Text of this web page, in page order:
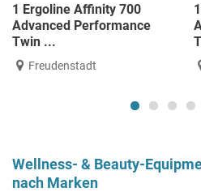
1 Ergoline Affinity 700
Advanced Performance
Twin ...
Freudenstadt
Wellness- & Beauty-
nach Marken